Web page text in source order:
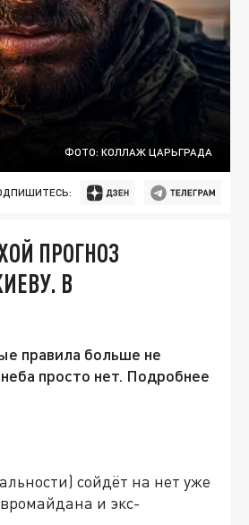
ФОТО: КОЛЛАЖ ЦАРЬГРАДА
ПРОГНОЗ
В
правила больше не
просто нет. Подробнее
сойдёт на нет уже
и экс-